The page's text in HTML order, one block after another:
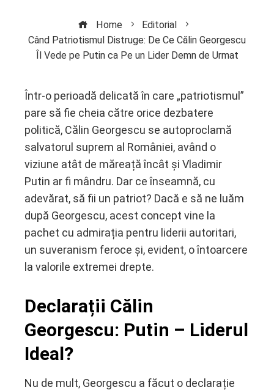
Home
Editorial
Când Patriotismul Distruge: De Ce Călin Georgescu
Îl Vede pe Putin ca Pe un Lider Demn de Urmat
Într-o perioadă delicată în care „patriotismul”
pare să fie cheia către orice dezbatere
politică, Călin Georgescu se autoproclamă
salvatorul suprem al României, având o
viziune atât de măreață încât și Vladimir
Putin ar fi mândru. Dar ce înseamnă, cu
adevărat, să fii un patriot? Dacă e să ne luăm
după Georgescu, acest concept vine la
pachet cu admirația pentru liderii autoritari,
un suveranism feroce și, evident, o întoarcere
la valorile extremei drepte.
Declarații Călin
Georgescu: Putin – Liderul
Ideal?
Nu de mult, Georgescu a făcut o declarație